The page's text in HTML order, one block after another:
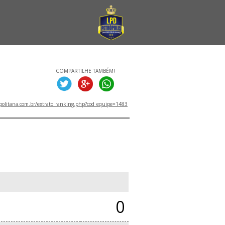
COMPARTILHE TAMBÉM!
extrato_ranking.php?cod_equipe=1483
0